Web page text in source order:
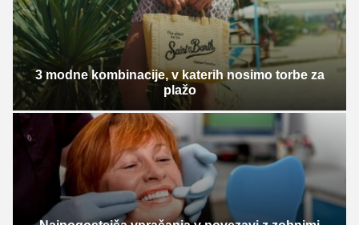
3 modne kombinacije, v katerih nosimo torbe za
plažo